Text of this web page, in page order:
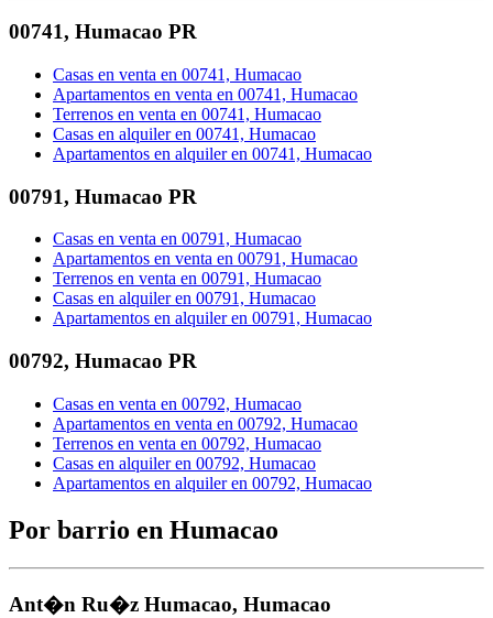
00741, Humacao PR
Casas en venta en 00741, Humacao
Apartamentos en venta en 00741, Humacao
Terrenos en venta en 00741, Humacao
Casas en alquiler en 00741, Humacao
Apartamentos en alquiler en 00741, Humacao
00791, Humacao PR
Casas en venta en 00791, Humacao
Apartamentos en venta en 00791, Humacao
Terrenos en venta en 00791, Humacao
Casas en alquiler en 00791, Humacao
Apartamentos en alquiler en 00791, Humacao
00792, Humacao PR
Casas en venta en 00792, Humacao
Apartamentos en venta en 00792, Humacao
Terrenos en venta en 00792, Humacao
Casas en alquiler en 00792, Humacao
Apartamentos en alquiler en 00792, Humacao
Por barrio en Humacao
Ant�n Ru�z Humacao, Humacao